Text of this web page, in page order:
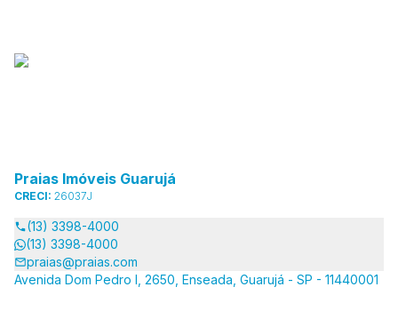
Praias Imóveis Guarujá
CRECI: 26037J
(13) 3398-4000
(13) 3398-4000
praias@praias.com
Avenida Dom Pedro I, 2650, Enseada, Guarujá - SP - 11440001